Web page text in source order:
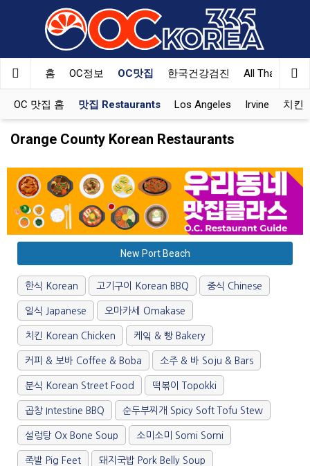
홈 OC정보 OC맛집 한국건강검진 All That Korea
OC 맛집 홈 맛집 Restaurants Los Angeles Irvine 치킨
Orange County Korean Restaurants
New Port Beach
한식 Korean 고기구이 Korean BBQ 중식 Chinese
일식 Japanese 오마카세 Omakase
치킨 Korean Chicken 케잌 & 빵 Bakery
커피 & 보바 Coffee & Boba 소주 & 바 Soju & Bars
분식 Korean Street Food 떡볶이 Topokki
곱창 Intestine BBQ 순두부찌개 Spicy Soft Tofu Stew
설렁탕 Ox Bone Soup 소미소미 Somi Somi
족발 Pig Feet 돼지국밥 Pork Belly Soup